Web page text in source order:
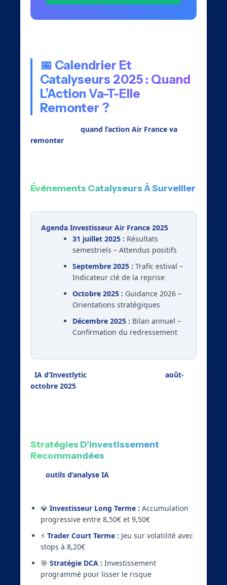
📅 Calendrier Et
Catalyseurs 2025 : Quand
L’Action Va-T-Elle
Remonter ?
quand l’action Air France va
remonter
Événements Catalyseurs À Surveiller
Agenda Investisseur Air France 2025
31 juillet 2025 : Résultats
semestriels – Attendus positifs
Septembre 2025 : Trafic estival –
Indicateur clé de la reprise
Octobre 2025 : Guidance 2026 –
Orientations stratégiques
Décembre 2025 : Bilan annuel –
Confirmation du redressement
IA d’Investlytic
août-
octobre 2025
Stratégies D’Investissement
Recommandées
outils d’analyse IA
💎 Investisseur Long Terme : Accumulation
progressive entre 8,50€ et 9,50€
⚡ Trader Court Terme : Jeu sur volatilité avec
stops à 8,20€
🎯 Stratégie DCA : Investissement
programmé pour lisser le risque